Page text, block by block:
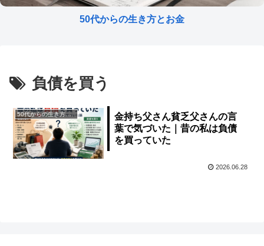
50代からの生き方とお金
負債を買う
50代からの生き方とお金
金持ち父さん貧乏父さんの言
葉で気づいた｜昔の私は負債
を買っていた
2026.06.28